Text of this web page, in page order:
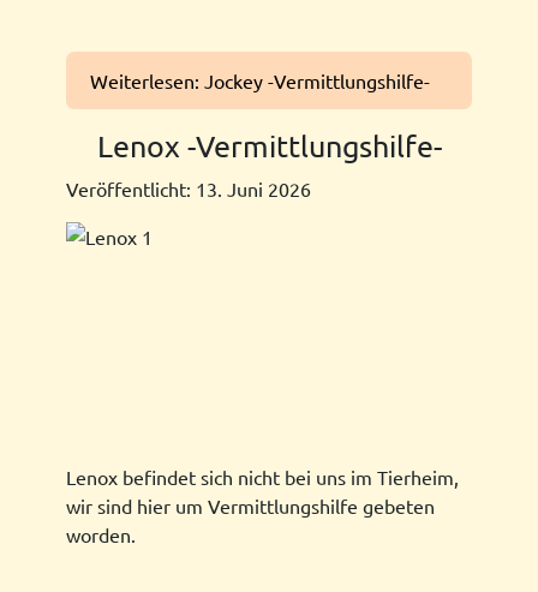
Weiterlesen: Jockey -Vermittlungshilfe-
Lenox -Vermittlungshilfe-
Veröffentlicht: 13. Juni 2026
Lenox befindet sich nicht bei uns im Tierheim,
wir sind hier um Vermittlungshilfe gebeten
worden.